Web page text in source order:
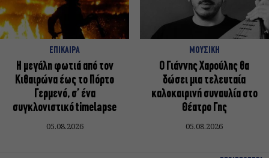
ΕΠΙΚΑΙΡΑ
Η μεγάλη φωτιά από τον
Κιθαιρώνα έως το Πόρτο
Γερμενό, σ’ ένα
συγκλονιστικό timelapse
05.08.2026
ΜΟΥΣΙΚΗ
Ο Γιάννης Χαρούλης θα
δώσει μια τελευταία
καλοκαιρινή συναυλία στο
Θέατρο Γης
05.08.2026